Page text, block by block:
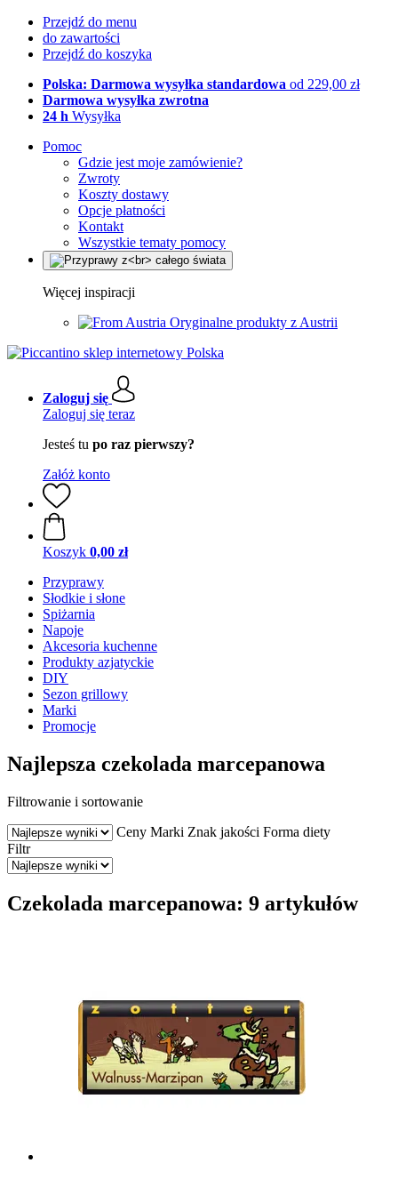
Przejdź do menu
do zawartości
Przejdź do koszyka
Polska: Darmowa wysyłka standardowa od 229,00 zł
Darmowa wysyłka zwrotna
24 h Wysyłka
Pomoc
Gdzie jest moje zamówienie?
Zwroty
Koszty dostawy
Opcje płatności
Kontakt
Wszystkie tematy pomocy
Więcej inspiracji
Oryginalne produkty z Austrii
Zaloguj się
Zaloguj się teraz
Jesteś tu po raz pierwszy?
Załóż konto
Koszyk 0,00 zł
Przyprawy
Słodkie i słone
Spiżarnia
Napoje
Akcesoria kuchenne
Produkty azjatyckie
DIY
Sezon grillowy
Marki
Promocje
Najlepsza czekolada marcepanowa
Filtrowanie i sortowanie
Ceny Marki Znak jakości Forma diety
Filtr
Czekolada marcepanowa: 9 artykułów